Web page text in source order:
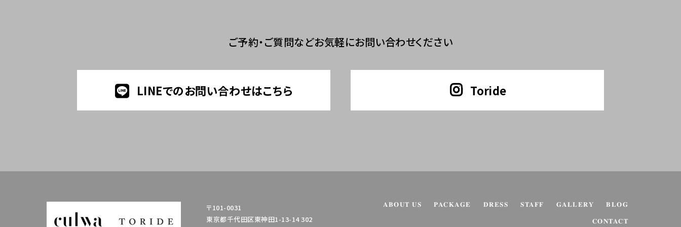
ご予約・ご質問などお気軽にお問い合わせください
LINEでのお問い合わせはこちら Toride
〒101-0031
東京都千代田区東神田1-13-14 302
ABOUT US PACKAGE DRESS STAFF GALLERY BLOG
CONTACT